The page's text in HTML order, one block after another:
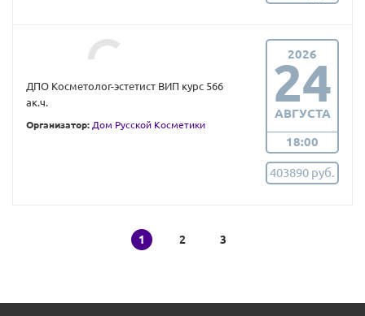
ДПО Косметолог-эстетист ВИП курс 566
ак.ч.
Организатор: Дом Русской Косметики
2026
24
АВГУСТА
18:00
403890 руб.
1 2 3